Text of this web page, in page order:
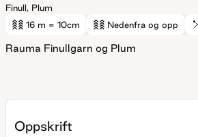
Finull, Plum
16 m = 10cm Nedenfra og opp
Rauma Finullgarn og Plum
Oppskrift